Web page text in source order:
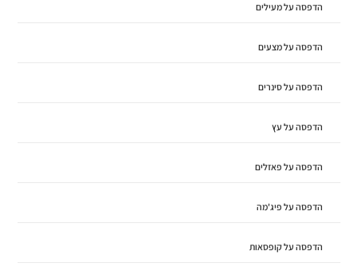
הדפסה על מעילים
הדפסה על מצעים
הדפסה על סינרים
הדפסה על עץ
הדפסה על פאזלים
הדפסה על פיג'מה
הדפסה על קופסאות